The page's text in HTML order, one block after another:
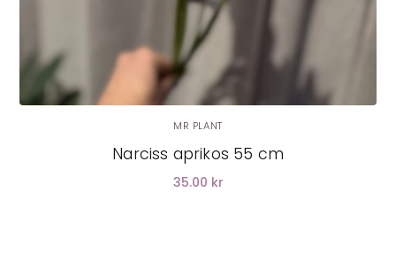
MR PLANT
Narciss aprikos 55 cm
35.00 kr